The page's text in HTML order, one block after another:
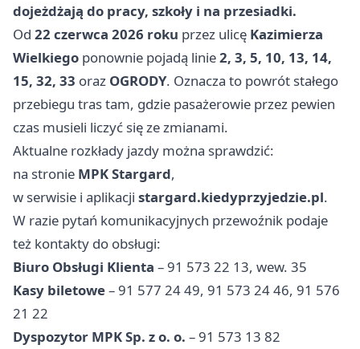
dojeżdżają do pracy, szkoły i na przesiadki.
Od 22 czerwca 2026 roku przez ulicę Kazimierza
Wielkiego ponownie pojadą linie2, 3, 5, 10, 13, 14,
15, 32, 33 oraz OGRODY. Oznacza to powrót stałego
przebiegu tras tam, gdzie pasażerowie przez pewien
czas musieli liczyć się ze zmianami.
Aktualne rozkłady jazdy można sprawdzić:
na stronie MPK Stargard,
w serwisie i aplikacji stargard.kiedyprzyjedzie.pl.
W razie pytań komunikacyjnych przewoźnik podaje
też kontakty do obsługi:
Biuro Obsługi Klienta – 91 573 22 13, wew. 35
Kasy biletowe– 91 577 24 49, 91 573 24 46, 91 576
21 22
Dyspozytor MPK Sp. z o. o. – 91 573 13 82